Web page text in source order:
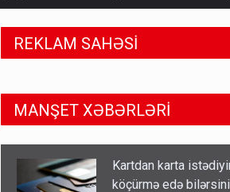
REKLAM SAHƏSİ
MANŞET XƏBƏRLƏRİ
Tərtərdəki hadisənin
Ər-arvadı yandırıb 15